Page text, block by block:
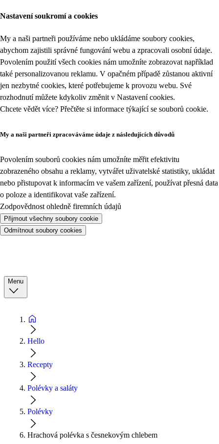
Nastavení soukromí a cookies
My a naši partneři používáme nebo ukládáme soubory cookies,
abychom zajistili správné fungování webu a zpracovali osobní údaje.
Povolením použití všech cookies nám umožníte zobrazovat například
také personalizovanou reklamu. V opačném případě zůstanou aktivní
jen nezbytné cookies, které potřebujeme k provozu webu. Své
rozhodnutí můžete kdykoliv změnit v Nastavení cookies.
Chcete vědět více? Přečtěte si informace týkající se souborů cookie.
My a naši partneři zpracováváme údaje z následujících důvodů
Povolením souborů cookies nám umožníte měřit efektivitu
zobrazeného obsahu a reklamy, vytvářet uživatelské statistiky, ukládat
nebo přistupovat k informacím ve vašem zařízení, používat přesná data
o poloze a identifikovat vaše zařízení.
Zodpovědnost ohledně firemních údajů
Přijmout všechny soubory cookie
Odmítnout soubory cookies
Menu
Hello
Recepty
Polévky a saláty
Polévky
Hrachová polévka s česnekovým chlebem